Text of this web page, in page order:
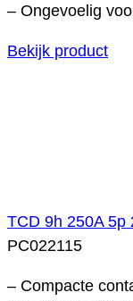
– Ongevoelig
Bekijk product
TCD 9h 250A 5p
PC022115
– Compacte